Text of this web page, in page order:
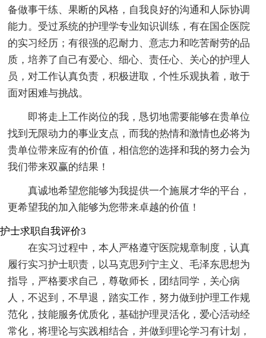
备做事干练、果断的风格，自我良好的沟通和人际协调
能力。受过系统的护理学专业知识训练，有在国企医院
的实习经历；有很强的忍耐力、意志力和吃苦耐劳的品
质，培养了自己有爱心、细心、责任心、关心的护理人
员，对工作认真负责，积极进取，个性乐观执着，敢于
面对困难与挑战。
即将走上工作岗位的我，恳切地需要能够在贵单位
找到无限动力的事业支点，而我的热情和激情也必将为
贵单位带来应有的价值，相信您的选择和我的努力会为
我们带来双赢的结果！
真诚地希望您能够为我提供一个施展才华的平台，
更希望我的加入能够为您带来卓越的价值！
护士求职自我评价3
在实习过程中，本人严格遵守医院规章制度，认真
履行实习护士职责，以马克思列宁主义、毛泽东思想为
指导，严格要求自己，尊敬师长，团结同学，关心病
人，不迟到，不早退，踏实工作，努力做到护理工作规
范化，技能服务优质化，基础护理灵活化，爱心活动经
常化，将理论与实践相结合，并做到理论学习有计划，